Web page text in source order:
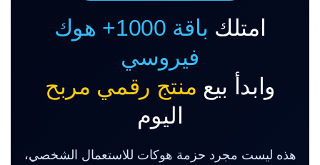
امتلك
باقة 1000+ هوك
فيروسي
وابدأ بيعمنتج رقمي مربح
اليوم
هذه ليست مجرد حزمة هوكات للاستعمال الشخصي،